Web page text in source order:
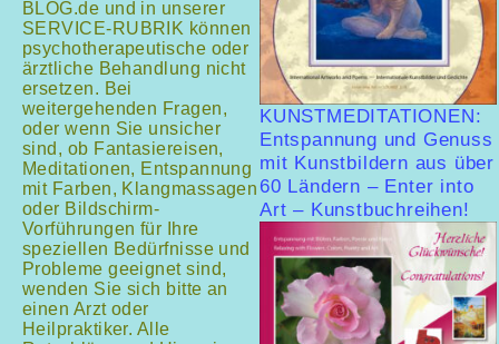
BLOG.de und in unserer
SERVICE-RUBRIK können
psychotherapeutische oder
ärztliche Behandlung nicht
ersetzen. Bei
weitergehenden Fragen,
oder wenn Sie unsicher
sind, ob Fantasiereisen,
Meditationen, Entspannung
mit Farben, Klangmassagen
oder Bildschirm-
Vorführungen für Ihre
speziellen Bedürfnisse und
Probleme geeignet sind,
wenden Sie sich bitte an
einen Arzt oder
Heilpraktiker. Alle
KUNSTMEDITATIONEN:
Entspannung und Genuss
mit Kunstbildern aus über
60 Ländern – Enter into
Art – Kunstbuchreihen!